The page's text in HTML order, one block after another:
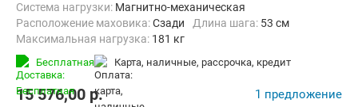
Система нагрузки: Магнитно-механическая
Расположение маховика:Сзади Длина шага: 53 см
Максимальная нагрузка: 181 кг
Бесплатная карта, наличные, рассрочка, кредит
15 576,00 p. 1 предложение